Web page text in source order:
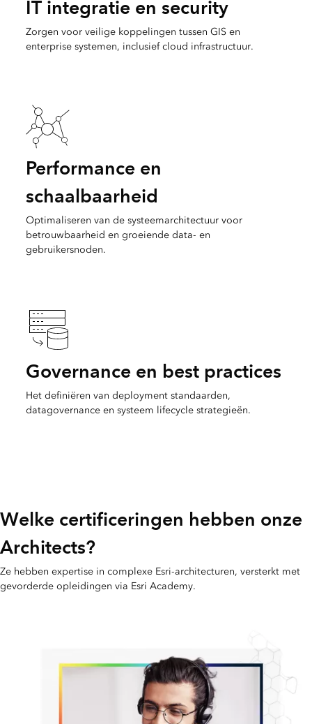
IT integratie en security
Zorgen voor veilige koppelingen tussen GIS en
enterprise systemen, inclusief cloud infrastructuur.
Performance en
schaalbaarheid
Optimaliseren van de systeemarchitectuur voor
betrouwbaarheid en groeiende data- en
gebruikersnoden.
Governance en best practices
Het definiëren van deployment standaarden,
datagovernance en systeem lifecycle strategieën.
Welke certificeringen hebben onze
Architects?
Ze hebben expertise in complexe Esri-architecturen, versterkt met
gevorderde opleidingen via Esri Academy.